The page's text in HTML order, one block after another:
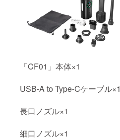
「CF01」本体×1
USB-A to Type-Cケーブル×1
長口ノズル×1
細口ノズル×1